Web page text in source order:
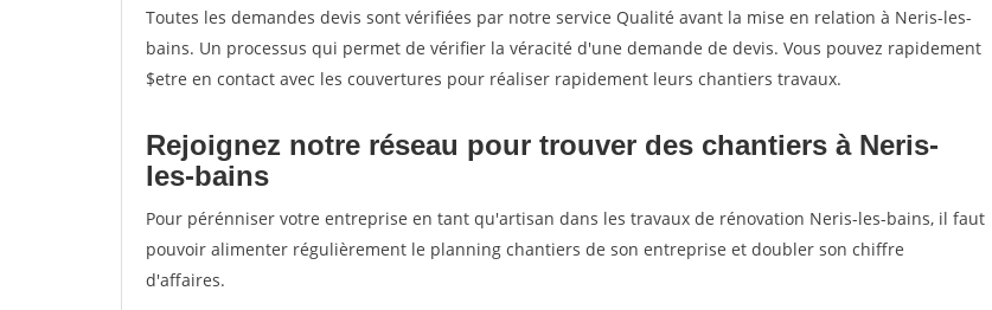
Toutes les demandes devis sont vérifiées par notre service Qualité avant la mise en relation à Neris-les-
bains. Un processus qui permet de vérifier la véracité d'une demande de devis. Vous pouvez rapidement
$etre en contact avec les couvertures pour réaliser rapidement leurs chantiers travaux.
Rejoignez notre réseau pour trouver des chantiers à Neris-
les-bains
Pour pérénniser votre entreprise en tant qu'artisan dans les travaux de rénovation Neris-les-bains, il faut
pouvoir alimenter régulièrement le planning chantiers de son entreprise et doubler son chiffre
d'affaires.